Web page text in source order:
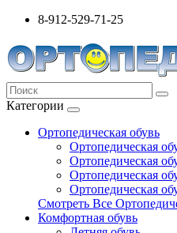
8-912-529-71-25
Категории
Ортопедическая обувь
Ортопедическая
Ортопедическая
Ортопедическая
Ортопедическая
Смотреть Все
Комфортная обувь